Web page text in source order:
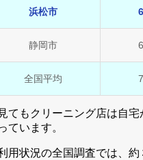
浜松市
静岡市
全国平均
てもクリーニング店は自
ています。
用状況の全国調査では、